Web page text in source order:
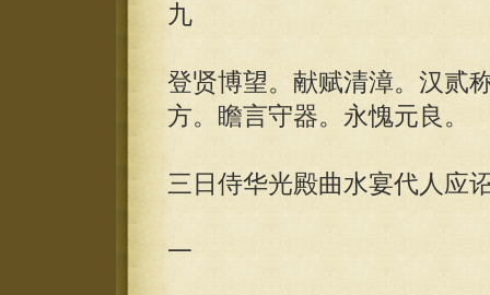
九
登贤博望。献赋清漳。汉贰
方。瞻言守器。永愧元良。
三日侍华光殿曲水宴代人应
一